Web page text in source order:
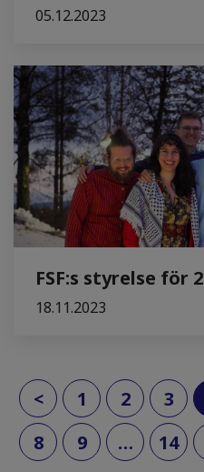
05.12.2023
FSF:s styrelse för
18.11.2023
< 1 2 3
8
9 … 14